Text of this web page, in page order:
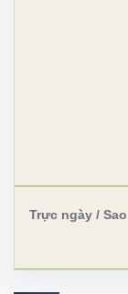
Trực ngày / Sao